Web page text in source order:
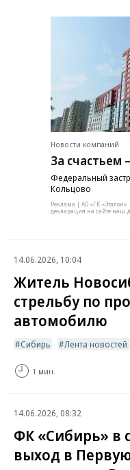
Новости компаний
За счастьем
Федеральный
Кольцово
Реклама | АО «ГК
декларация на сайте
14.06.2026, 10:04
Житель
стрельбу по
автомобилю
Сибирь Лента
1 мин.
14.06.2026, 08:32
ФК «Сибирь» в
выход в